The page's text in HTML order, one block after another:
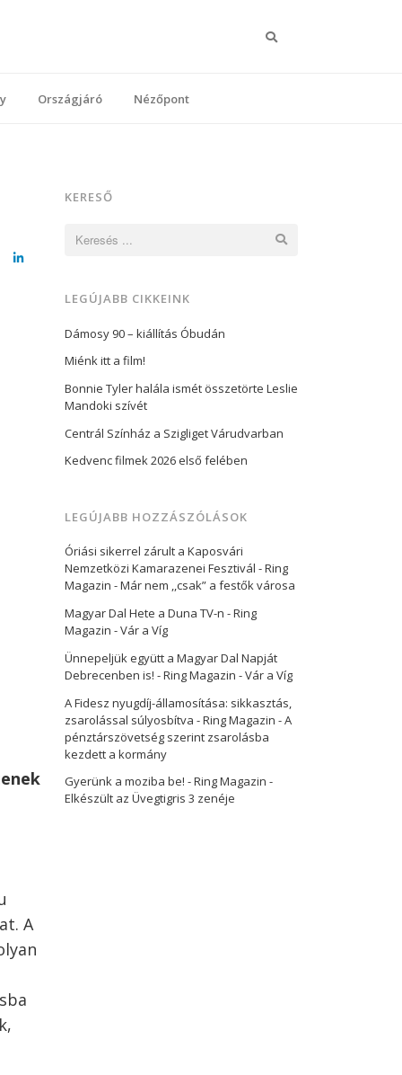
Országjáró Nézőpont
LinkedIn
A
KERESŐ
LEGÚJABB CIKKEINK
Dámosy 90 – kiállítás Óbudán
Miénk itt a film!
Bonnie Tyler halála ismét összetörte Leslie
Mandoki szívét
Centrál Színház a Szigliget Várudvarban
Kedvenc filmek 2026 első felében
LEGÚJABB HOZZÁSZÓLÁSOK
Óriási sikerrel zárult a Kaposvári
Nemzetközi Kamarazenei Fesztivál - Ring
Magazin -Már nem ,,csak” a festők városa
Magyar Dal Hete a Duna TV-n - Ring
Magazin -Vár a Víg
Ünnepeljük együtt a Magyar Dal Napját
Debrecenben is! - Ring Magazin -Vár a Víg
A Fidesz nyugdíj-államosítása: sikkasztás,
zsarolással súlyosbítva - Ring Magazin -A
pénztárszövetség szerint zsarolásba
kezdett a kormány
Gyerünk a moziba be! - Ring Magazin -
Elkészült az Üvegtigris 3 zenéje